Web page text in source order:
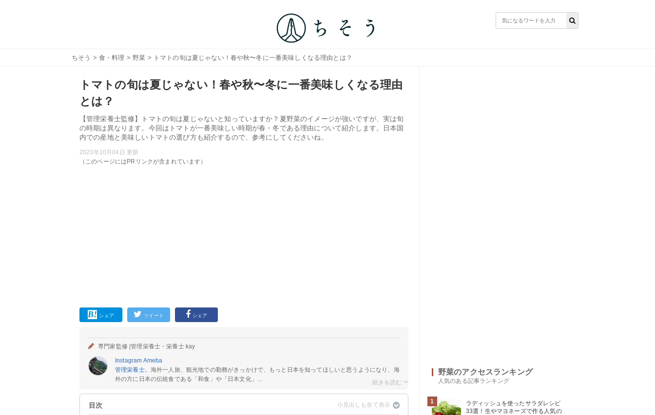
ちそう > 食・料理 > 野菜 > トマトの旬は夏じゃない！春や秋〜冬に一番美味しくなる理由とは？
トマトの旬は夏じゃない！春や秋〜冬に一番美味しくなる理由
とは？
【管理栄養士監修】トマトの旬は夏じゃないと知っていますか？夏野菜のイメージが強いですが、実は旬
の時期は異なります。今回はトマトが一番美味しい時期が春・冬である理由について紹介します。日本国
内での産地と美味しいトマトの選び方も紹介するので、参考にしてくださいね。
2023年10月04日 更新
（このページにはPRリンクが含まれています）
シェア ツイート シェア
専門家監修 |管理栄養士・栄養士 kay
Instagram Ameba
管理栄養士。海外一人旅、観光地での勤務がきっかけで、もっと日本を知ってほしいと思うようになり、海
外の方に日本の伝統食である「和食」や「日本文化」...
目次
野菜のアクセスランキング
人気のある記事ランキング
1
ラディッシュを使ったサラダレシピ
33選！生やマヨネーズで作る人気の